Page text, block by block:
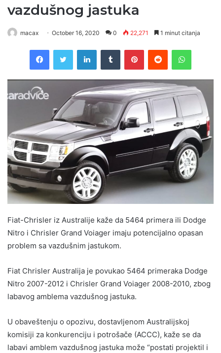
vazdušnog jastuka
macax October 16, 2020 0 22,271 1 minut citanja
FacebookTwitter LinkedInTumblr PinterestReddit
Fiat-Chrisler iz Australije kaže da 5464 primera ili Dodge
Nitro i Chrisler Grand Voiager imaju potencijalno opasan
problem sa vazdušnim jastukom.
Fiat Chrisler Australija je povukao 5464 primeraka Dodge
Nitro 2007-2012 i Chrisler Grand Voiager 2008-2010, zbog
labavog amblema vazdušnog jastuka.
U obaveštenju o opozivu, dostavljenom Australijskoj
komisiji za konkurenciju i potrošače (ACCC), kaže se da
labavi amblem vazdušnog jastuka može “postati projektil i